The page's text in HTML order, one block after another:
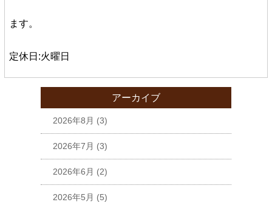
ます。
定休日:火曜日
アーカイブ
2026年8月 (3)
2026年7月 (3)
2026年6月 (2)
2026年5月 (5)